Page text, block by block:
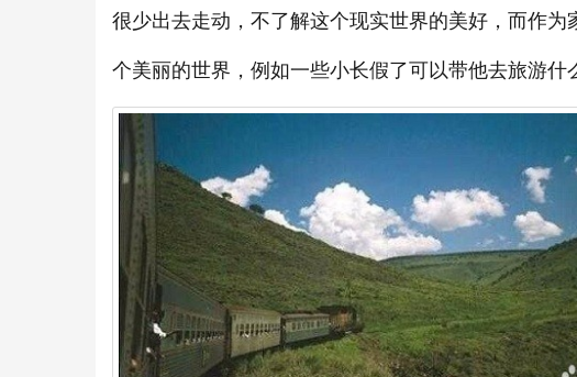
很少出去走动，不了解这个现实世界的美好，而作
个美丽的世界，例如一些小长假了可以带他去旅游什